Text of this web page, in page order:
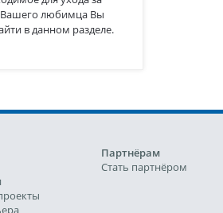
любимца Вы
в данном разделе.
Партнёрам
Стать партнёром